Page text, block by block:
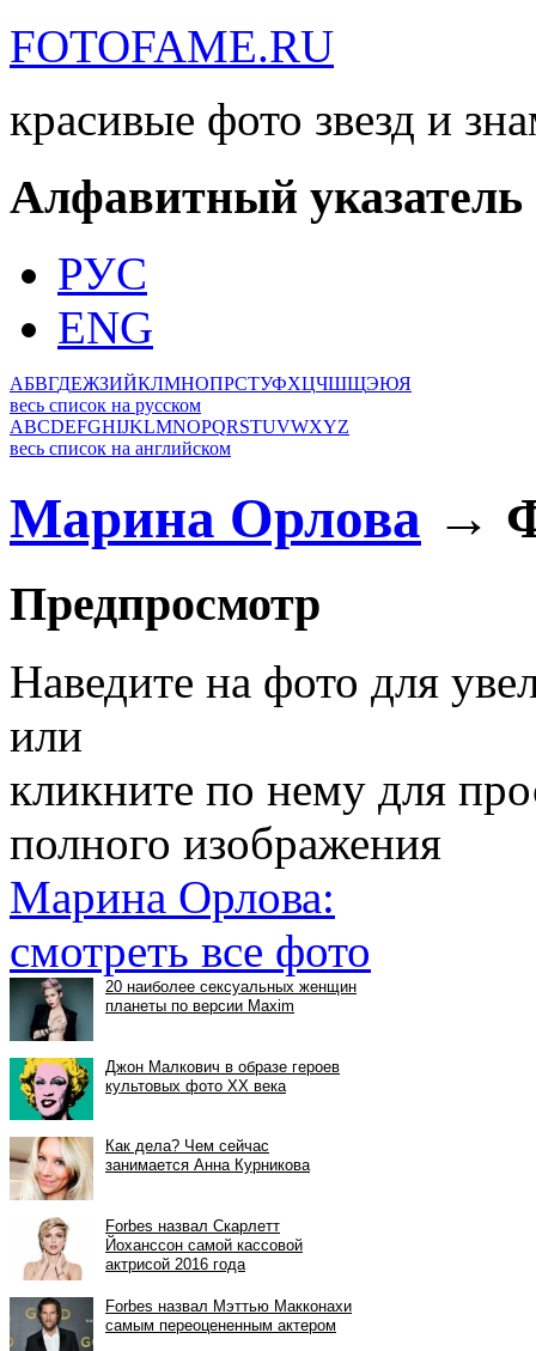
FOTOFAME.RU
красивые фото звезд и
Алфавитный указатель
РУС
ENG
АБВГДЕЖЗИЙКЛМНОПРСТУФХЦЧШЩЭЮЯ
весь список на русском
ABCDEFGHIJKLMNOPQRSTUVWXYZ
весь список на английском
Марина Орлова →
Предпросмотр
Наведите на фото для
или
кликните по нему для
полного изображения
Марина Орлова:
смотреть все фото